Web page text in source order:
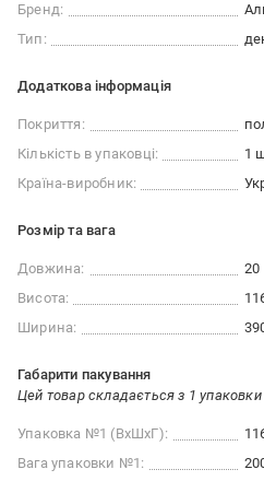
Бренд:
Тип:
Додаткова інформація
Покриття:
Кількість в упаковці:
1
Країна-виробник:
Розмір та вага
Довжина:
Висота:
Ширина:
Габарити пакування
Цей товар складається з 1 упаковки
Упаковка №1 (ВхШхГ):
Вага упаковки №1: